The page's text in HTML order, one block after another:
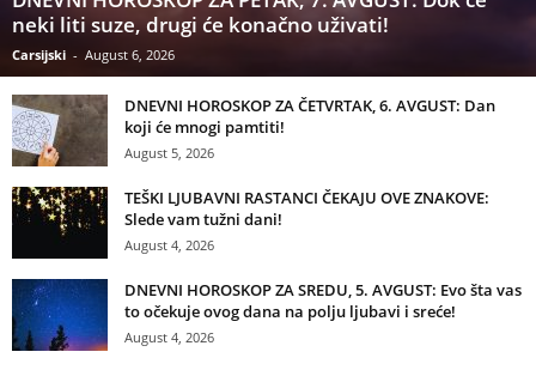
neki liti suze, drugi će konačno uživati!
Carsijski - August 6, 2026
DNEVNI HOROSKOP ZA ČETVRTAK, 6. AVGUST: Dan
koji će mnogi pamtiti!
August 5, 2026
TEŠKI LJUBAVNI RASTANCI ČEKAJU OVE ZNAKOVE:
Slede vam tužni dani!
August 4, 2026
DNEVNI HOROSKOP ZA SREDU, 5. AVGUST: Evo šta vas
to očekuje ovog dana na polju ljubavi i sreće!
August 4, 2026